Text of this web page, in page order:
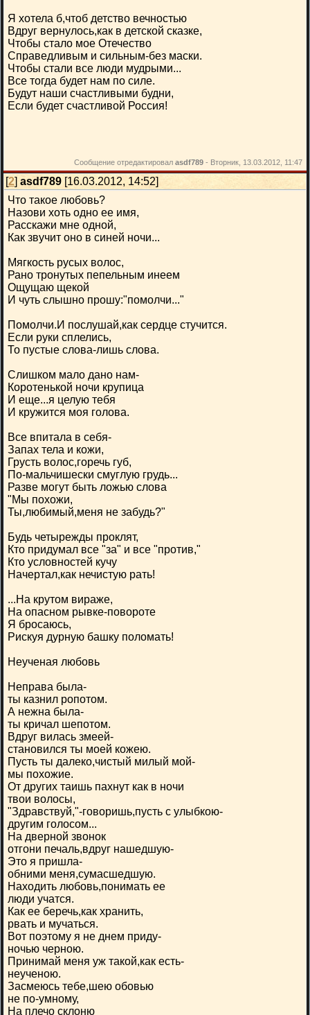
Я хотела б,чтоб детство вечностью
Вдруг вернулось,как в детской сказке,
Чтобы стало мое Отечество
Справедливым и сильным-без маски.
Чтобы стали все люди мудрыми...
Все тогда будет нам по силе.
Будут наши счастливыми будни,
Если будет счастливой Россия!
Сообщение отредактировал asdf789 - Вторник, 13.03.2012, 11:47
[2] asdf789 [16.03.2012, 14:52]
Что такое любовь?
Назови хоть одно ее имя,
Расскажи мне одной,
Как звучит оно в синей ночи...
Мягкость русых волос,
Рано тронутых пепельным инеем
Ощущаю щекой
И чуть слышно прошу:"помолчи..."
Помолчи.И послушай,как сердце стучится.
Если руки сплелись,
То пустые слова-лишь слова.
Слишком мало дано нам-
Коротенькой ночи крупица
И еще...я целую тебя
И кружится моя голова.
Все впитала в себя-
Запах тела и кожи,
Грусть волос,горечь губ,
По-мальчишески смуглую грудь...
Разве могут быть ложью слова
"Мы похожи,
Ты,любимый,меня не забудь?"
Будь четырежды проклят,
Кто придумал все "за" и все "против,"
Кто условностей кучу
Начертал,как нечистую рать!
...На крутом вираже,
На опасном рывке-повороте
Я бросаюсь,
Рискуя дурную башку поломать!
Неученая любовь
Неправа была-
ты казнил ропотом.
А нежна была-
ты кричал шепотом.
Вдруг вилась змеей-
становился ты моей кожею.
Пусть ты далеко,чистый милый мой-
мы похожие.
От других таишь пахнут как в ночи
твои волосы,
"Здравствуй,"-говоришь,пусть с улыбкою-
другим голосом...
На дверной звонок
отгони печаль,вдруг нашедшую-
Это я пришла-
обними меня,сумасшедшую.
Находить любовь,понимать ее
люди учатся.
Как ее беречь,как хранить,
рвать и мучаться.
Вот поэтому я не днем приду-
ночью черною.
Принимай меня уж такой,как есть-
неученою.
Засмеюсь тебе,шею обовью
не по-умному,
На плечо склоню